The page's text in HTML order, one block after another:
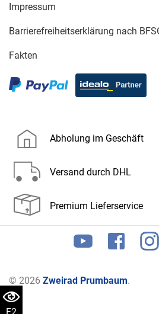
Impressum
Barrierefreiheitserklärung nach
Fakten
Abholung im Geschäft
Versand durch DHL
Premium Lieferservice
© 2026 Zweirad Prumbaum.